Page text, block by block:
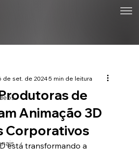
de
Animação 3D
Corporativos
de set. de 20245 min de leitura
está transformando a